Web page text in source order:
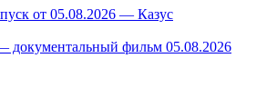
от 05.08.2026 — Казус
документальный фильм 05.08.2026